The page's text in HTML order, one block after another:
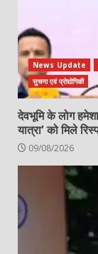
News Update
सुचना एवं प्रोद्योगिकी
देवभूमि के लोग
यात्रा’ को मिले
09/08/2026